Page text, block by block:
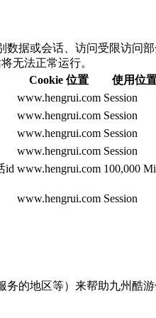
别数据或会话、访问受
无法正常运行。
Cookie 位置
使用位
www.hengrui.com Session
www.hengrui.com Session
www.hengrui.com Session
www.hengrui.com Session
id www.hengrui.com 100,000
www.hengrui.com Session
务的地区等）来帮助九州